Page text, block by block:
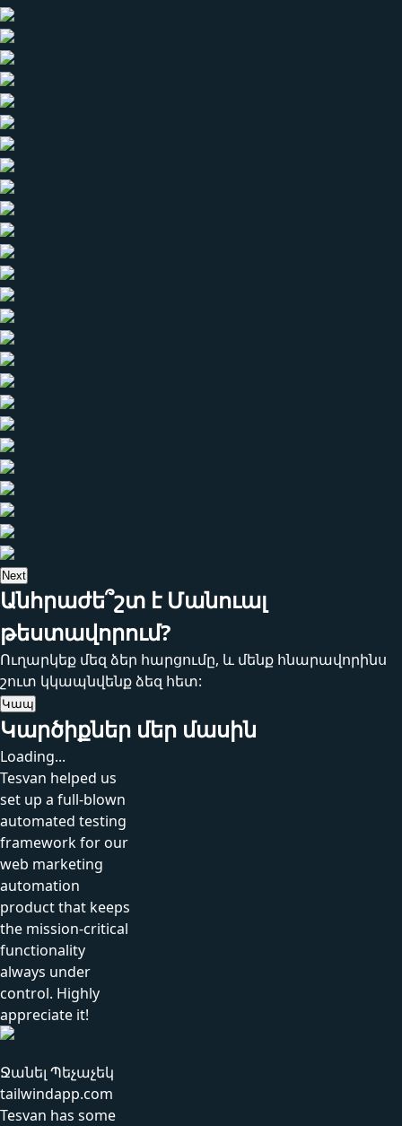
Next
Անհրաժե՞շտ է Մանուալ
թեստավորում?
Ուղարկեք մեզ ձեր հարցումը, և մենք հնարավորինս
շուտ կկապնվենք ձեզ հետ:
Կապ
Կարծիքներ մեր մասին
Loading...
Tesvan helped us
set up a full-blown
automated testing
framework for our
web marketing
automation
product that keeps
the mission-critical
functionality
always under
control. Highly
appreciate it!
Ջանել Պեչաչեկ
tailwindapp.com
Tesvan has some